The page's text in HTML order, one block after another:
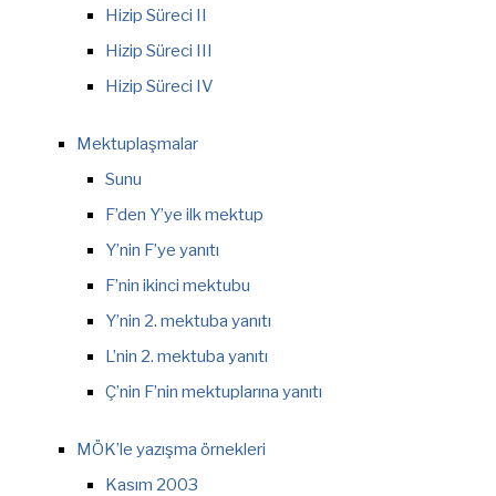
Hizip Süreci II
Hizip Süreci III
Hizip Süreci IV
Mektuplaşmalar
Sunu
F’den Y’ye ilk mektup
Y’nin F’ye yanıtı
F’nin ikinci mektubu
Y’nin 2. mektuba yanıtı
L’nin 2. mektuba yanıtı
Ç’nin F’nin mektuplarına yanıtı
MÖK’le yazışma örnekleri
Kasım 2003